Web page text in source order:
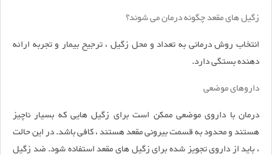
زگیل های مقعد چگونه درمان می شوند؟
انتخاب روش درمانی به تعداد و محل زگیل ، ترجیح بیمار و تجربه ارائه
دهنده بستگی دارد.
داروهای موضعی
درمان با داروی موضعی ممکن است برای زگیل هایی که بسیار ناچیز
هستند و محدود به قسمت بیرونی مقعد هستند ، کافی باشد. در این حالت
، باید از داروی تجویز شده برای زگیل های مقعد استفاده شود. ضد زگیل